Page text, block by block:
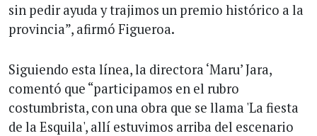
sin pedir ayuda y trajimos un premio histórico a la
provincia”, afirmó Figueroa.
Siguiendo esta línea, la directora ‘Maru’ Jara,
comentó que “participamos en el rubro
costumbrista, con una obra que se llama 'La fiesta
de la Esquila', allí estuvimos arriba del escenario